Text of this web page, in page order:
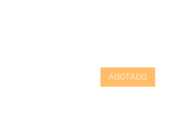
AGOTADO